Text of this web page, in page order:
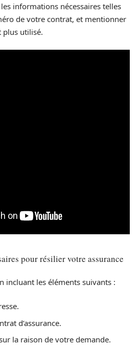
informations nécessaires telles
de votre contrat, et mentionner
plus utilisé.
pour résilier votre assurance
incluant les éléments suivants :
d’assurance.
la raison de votre demande.